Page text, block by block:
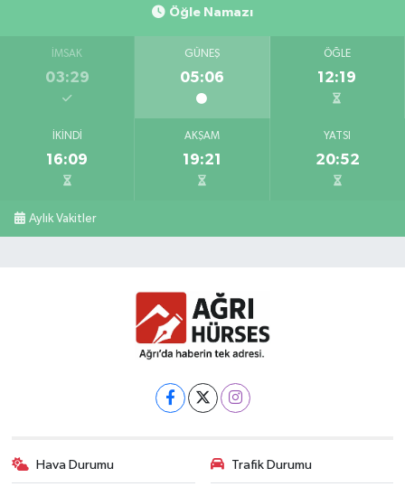
Öğle Namazı
İMSAK
03:29
GÜNEŞ
05:06
ÖĞLE
12:19
İKINDI
16:09
AKŞAM
19:21
YATSI
20:52
Aylık Vakitler
Hava Durumu Trafik Durumu